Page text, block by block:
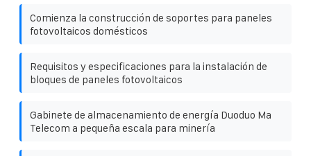
Comienza la construcción de soportes para paneles
fotovoltaicos domésticos
Requisitos y especificaciones para la instalación de
bloques de paneles fotovoltaicos
Gabinete de almacenamiento de energía Duoduo Ma
Telecom a pequeña escala para minería